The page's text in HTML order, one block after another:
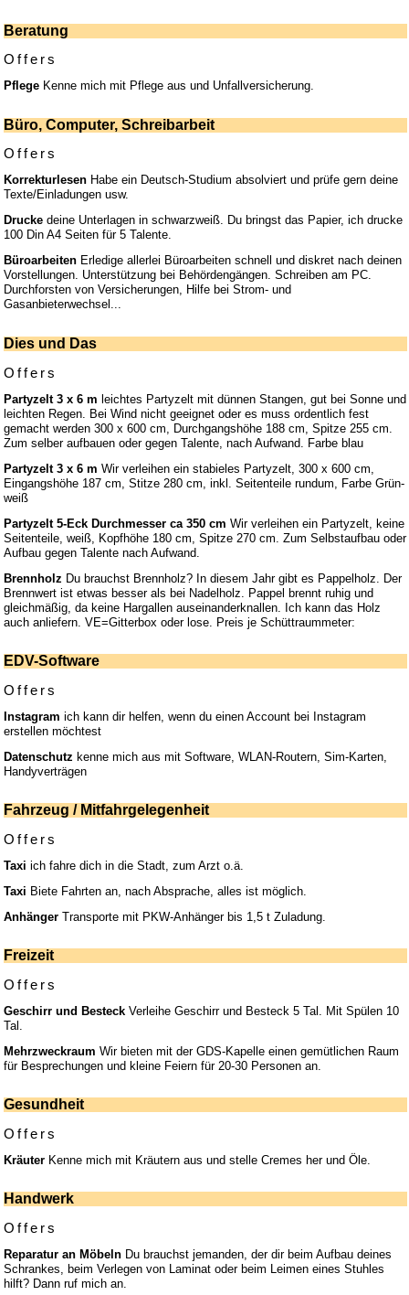
Beratung
Offers
Pflege Kenne mich mit Pflege aus und Unfallversicherung.
Büro, Computer, Schreibarbeit
Offers
Korrekturlesen Habe ein Deutsch-Studium absolviert und prüfe gern deine
Texte/Einladungen usw.
Drucke deine Unterlagen in schwarzweiß. Du bringst das Papier, ich drucke
100 Din A4 Seiten für 5 Talente.
Büroarbeiten Erledige allerlei Büroarbeiten schnell und diskret nach deinen
Vorstellungen. Unterstützung bei Behördengängen. Schreiben am PC.
Durchforsten von Versicherungen, Hilfe bei Strom- und
Gasanbieterwechsel...
Dies und Das
Offers
Partyzelt 3 x 6 m leichtes Partyzelt mit dünnen Stangen, gut bei Sonne und
leichten Regen. Bei Wind nicht geeignet oder es muss ordentlich fest
gemacht werden 300 x 600 cm, Durchgangshöhe 188 cm, Spitze 255 cm.
Zum selber aufbauen oder gegen Talente, nach Aufwand. Farbe blau
Partyzelt 3 x 6 m Wir verleihen ein stabieles Partyzelt, 300 x 600 cm,
Eingangshöhe 187 cm, Stitze 280 cm, inkl. Seitenteile rundum, Farbe Grün-
weiß
Partyzelt 5-Eck Durchmesser ca 350 cm Wir verleihen ein Partyzelt, keine
Seitenteile, weiß, Kopfhöhe 180 cm, Spitze 270 cm. Zum Selbstaufbau oder
Aufbau gegen Talente nach Aufwand.
Brennholz Du brauchst Brennholz? In diesem Jahr gibt es Pappelholz. Der
Brennwert ist etwas besser als bei Nadelholz. Pappel brennt ruhig und
gleichmäßig, da keine Hargallen auseinanderknallen. Ich kann das Holz
auch anliefern. VE=Gitterbox oder lose. Preis je Schüttraummeter:
EDV-Software
Offers
Instagram ich kann dir helfen, wenn du einen Account bei Instagram
erstellen möchtest
Datenschutz kenne mich aus mit Software, WLAN-Routern, Sim-Karten,
Handyverträgen
Fahrzeug / Mitfahrgelegenheit
Offers
Taxi ich fahre dich in die Stadt, zum Arzt o.ä.
Taxi Biete Fahrten an, nach Absprache, alles ist möglich.
Anhänger Transporte mit PKW-Anhänger bis 1,5 t Zuladung.
Freizeit
Offers
Geschirr und Besteck Verleihe Geschirr und Besteck 5 Tal. Mit Spülen 10
Tal.
Mehrzweckraum Wir bieten mit der GDS-Kapelle einen gemütlichen Raum
für Besprechungen und kleine Feiern für 20-30 Personen an.
Gesundheit
Offers
Kräuter Kenne mich mit Kräutern aus und stelle Cremes her und Öle.
Handwerk
Offers
Reparatur an Möbeln Du brauchst jemanden, der dir beim Aufbau deines
Schrankes, beim Verlegen von Laminat oder beim Leimen eines Stuhles
hilft? Dann ruf mich an.